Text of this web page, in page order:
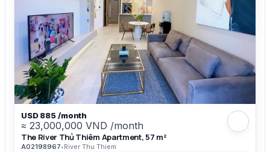
USD 885 /month
≈ 23,000,000 VND /month
The River Thủ Thiêm Apartment, 57 m²
A02198967•River Thu Thiem